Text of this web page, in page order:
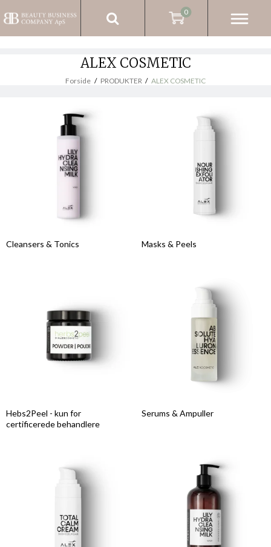
ALEX COSMETIC
Forside / PRODUKTER / ALEX COSMETIC
Cleansers & Tonics Masks & Peels
Hebs2Peel - kun for
certificerede behandlere
Serums & Ampuller
0